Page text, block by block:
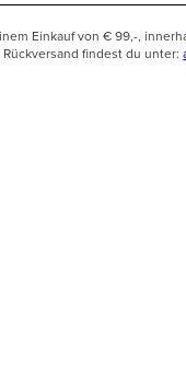
Einkauf von € 99,-,
findest du unter: